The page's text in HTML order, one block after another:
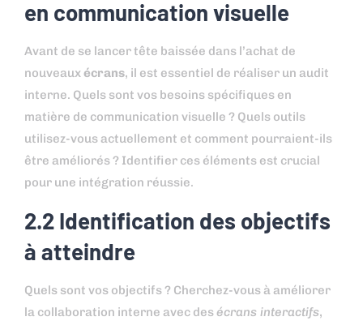
en communication visuelle
Avant de se lancer tête baissée dans l’achat de
nouveauxécrans, il est essentiel de réaliser un audit
interne. Quels sont vos besoins spécifiques en
matière de communication visuelle ? Quels outils
utilisez-vous actuellement et comment pourraient-ils
être améliorés ? Identifier ces éléments est crucial
pour une intégration réussie.
2.2 Identification des objectifs
à atteindre
Quels sont vos objectifs ? Cherchez-vous à améliorer
la collaboration interne avec desécrans interactifs,